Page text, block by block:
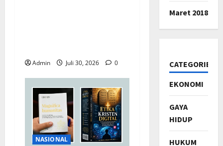
Admin Juli 30, 2026 0
NASIONAL
Maret 2018
CATEGORIES
EKONOMI
GAYA
HIDUP
HUKUM